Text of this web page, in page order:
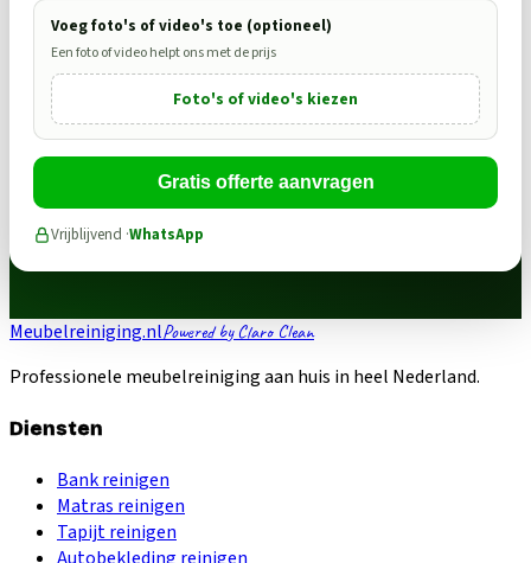
Voeg foto's of video's toe (optioneel)
Een foto of video helpt ons met de prijs
Foto's of video's kiezen
Gratis offerte aanvragen
Vrijblijvend ·WhatsApp
Meubelreiniging.nlPowered by Claro Clean
Professionele meubelreiniging aan huis in heel Nederland.
Diensten
Bank reinigen
Matras reinigen
Tapijt reinigen